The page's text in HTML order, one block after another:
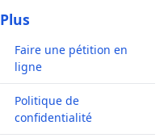
Plus
Faire une pétition en
ligne
Politique de
confidentialité